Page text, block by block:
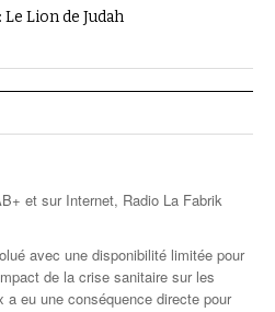
Lion de Judah
et sur Internet, Radio La Fabrik
avec une disponibilité limitée pour
de la crise sanitaire sur les
eu une conséquence directe pour